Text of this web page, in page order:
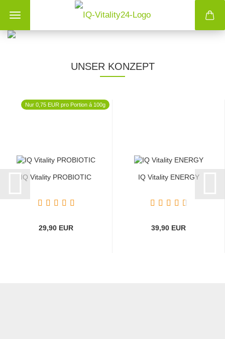
UNSER KONZEPT
IQ Vitality PROBIOTIC
29,90 EUR
Nur 0,75 EUR pro Portion á 100g
IQ Vitality ENERGY
39,90 EUR